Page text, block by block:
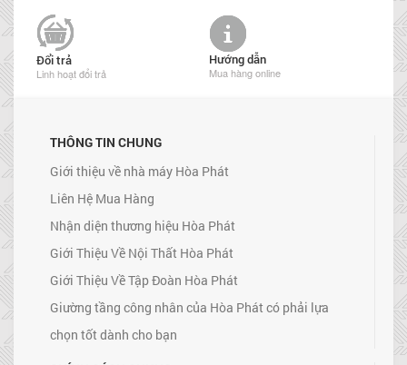
Đổi trả
Linh hoạt đổi trả
Hướng dẫn
Mua hàng online
THÔNG TIN CHUNG
Giới thiệu về nhà máy Hòa Phát
Liên Hệ Mua Hàng
Nhận diện thương hiệu Hòa Phát
Giới Thiệu Về Nội Thất Hòa Phát
Giới Thiệu Về Tập Đoàn Hòa Phát
Giường tầng công nhân của Hòa Phát có phải lựa
chọn tốt dành cho bạn